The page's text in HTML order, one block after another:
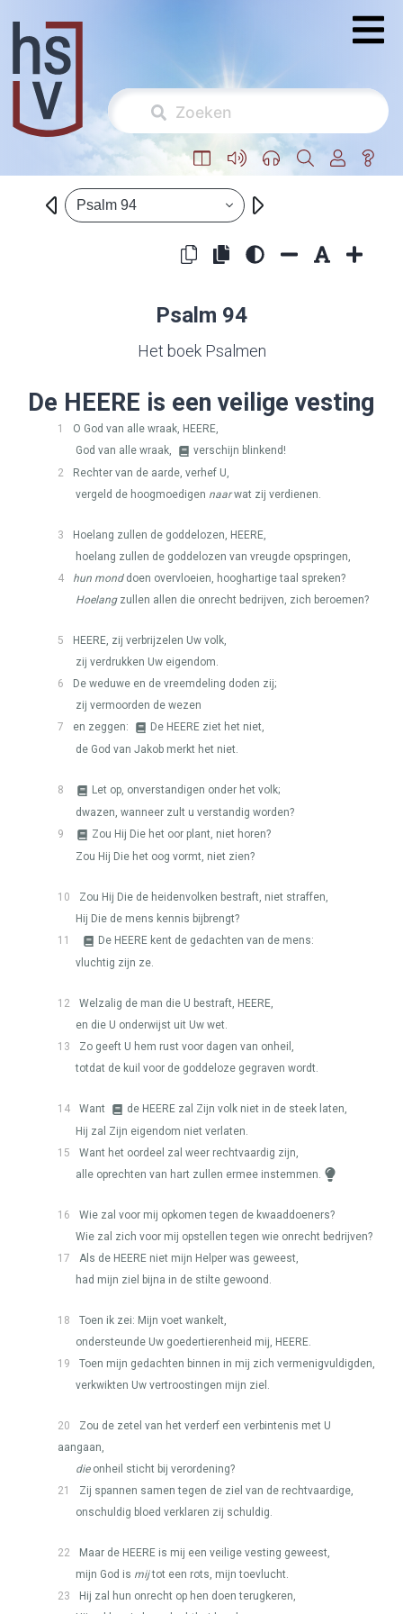
Psalm 94
Psalm 94
Het boek Psalmen
De HEERE is een veilige vesting
1 O God van alle wraak, HEERE,
God van alle wraak,
verschijn blinkend!
2
Rechter van de aarde, verhef U,
vergeld de hoogmoedigen naarwat zij verdienen.
3 Hoelang zullen de goddelozen, HEERE,
hoelang zullen de goddelozen van vreugde opspringen,
4
hun monddoen overvloeien, hooghartige taal spreken?
Hoelangzullen allen die onrecht bedrijven, zich beroemen?
5 HEERE, zij verbrijzelen Uw volk,
zij verdrukken Uw eigendom.
6
De weduwe en de vreemdeling doden zij;
zij vermoorden de wezen
7
en zeggen: De HEERE ziet het niet,
de God van Jakob merkt het niet.
8
Let op, onverstandigen onder het volk;
dwazen, wanneer zult u verstandig worden?
9
Zou Hij Die het oor plant, niet horen?
Zou Hij Die het oog vormt, niet zien?
10
Zou Hij Die de heidenvolken bestraft, niet straffen,
Hij Die de mens kennis bijbrengt?
11
De HEERE kent de gedachten van de mens:
vluchtig zijn ze.
12 Welzalig de man die U bestraft, HEERE,
en die U onderwijst uit Uw wet.
13
Zo geeft U hem rust voor dagen van onheil,
totdat de kuil voor de goddeloze gegraven wordt.
14 Want de HEERE zal Zijn volk niet in de steek laten,
Hij zal Zijn eigendom niet verlaten.
15
Want het oordeel zal weer rechtvaardig zijn,
alle oprechten van hart zullen ermee instemmen.
16
Wie zal voor mij opkomen tegen de kwaaddoeners?
Wie zal zich voor mij opstellen tegen wie onrecht bedrijven?
17
Als de HEERE niet mijn Helper was geweest,
had mijn ziel bijna in de stilte gewoond.
18
Toen ik zei: Mijn voet wankelt,
ondersteunde Uw goedertierenheid mij, HEERE.
19
Toen mijn gedachten binnen in mij zich vermenigvuldigden,
verkwikten Uw vertroostingen mijn ziel.
20
Zou de zetel van het verderf een verbintenis met U
aangaan,
dieonheil sticht bij verordening?
21
Zij spannen samen tegen de ziel van de rechtvaardige,
onschuldig bloed verklaren zij schuldig.
22 Maar de HEERE is mij een veilige vesting geweest,
mijn God is mijtot een rots, mijn toevlucht.
23
Hij zal hun onrecht op hen doen terugkeren,